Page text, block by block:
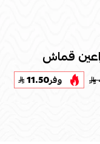
قماش
وفر11.50